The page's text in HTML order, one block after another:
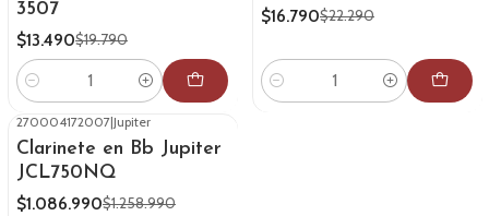
3507
$13.490$19.790
Cantidad
$16.790$22.290
Cantidad
-14% OFF
270004172007|Jupiter
Clarinete en Bb Jupiter
JCL750NQ
$1.086.990$1.258.990